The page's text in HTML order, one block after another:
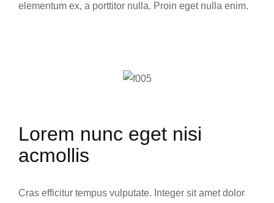
elementum ex, a porttitor nulla. Proin eget nulla enim.
Lorem nunc eget nisi
acmollis
Cras efficitur tempus vulputate. Integer sit amet dolor